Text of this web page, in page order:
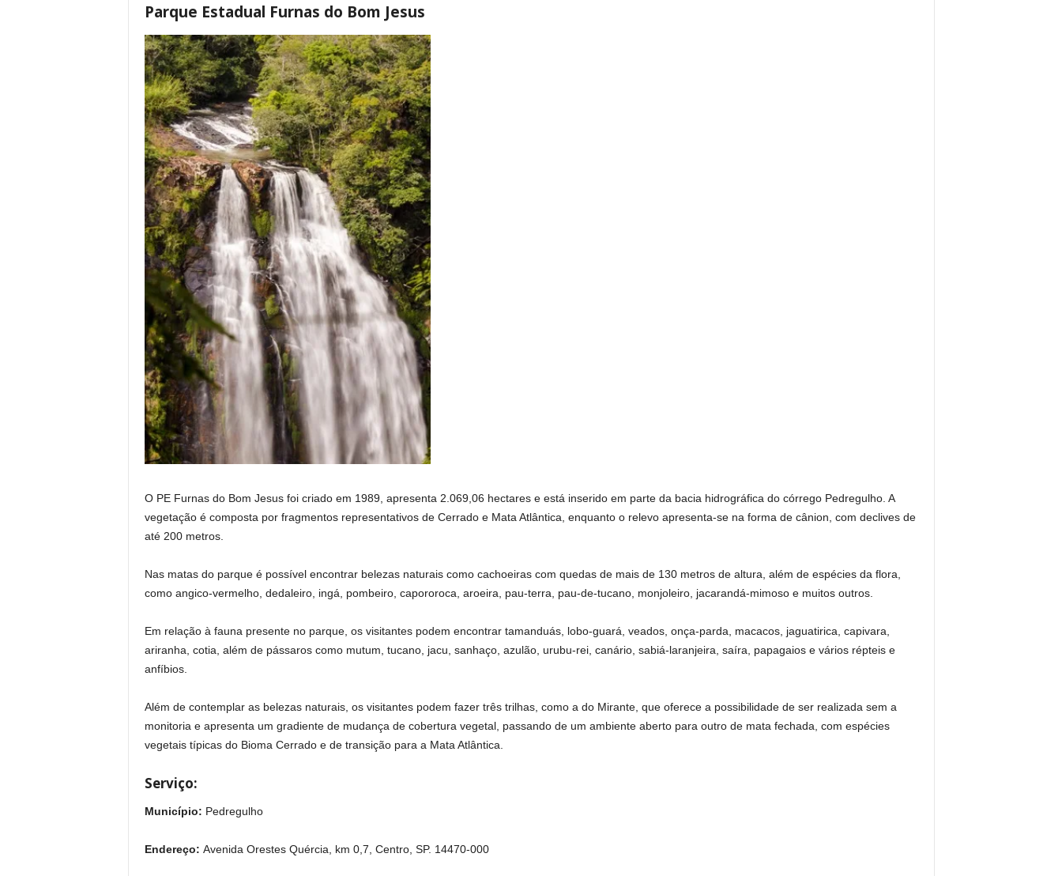
Parque Estadual Furnas do Bom Jesus
O PE Furnas do Bom Jesus foi criado em 1989, apresenta 2.069,06 hectares e está inserido em parte da bacia hidrográfica do córrego Pedregulho. A
vegetação é composta por fragmentos representativos de Cerrado e Mata Atlântica, enquanto o relevo apresenta-se na forma de cânion, com declives de
até 200 metros.
Nas matas do parque é possível encontrar belezas naturais como cachoeiras com quedas de mais de 130 metros de altura, além de espécies da flora,
como angico-vermelho, dedaleiro, ingá, pombeiro, capororoca, aroeira, pau-terra, pau-de-tucano, monjoleiro, jacarandá-mimoso e muitos outros.
Em relação à fauna presente no parque, os visitantes podem encontrar tamanduás, lobo-guará, veados, onça-parda, macacos, jaguatirica, capivara,
ariranha, cotia, além de pássaros como mutum, tucano, jacu, sanhaço, azulão, urubu-rei, canário, sabiá-laranjeira, saíra, papagaios e vários répteis e
anfíbios.
Além de contemplar as belezas naturais, os visitantes podem fazer três trilhas, como a do Mirante, que oferece a possibilidade de ser realizada sem a
monitoria e apresenta um gradiente de mudança de cobertura vegetal, passando de um ambiente aberto para outro de mata fechada, com espécies
vegetais típicas do Bioma Cerrado e de transição para a Mata Atlântica.
Serviço:
Município: Pedregulho
Endereço: Avenida Orestes Quércia, km 0,7, Centro, SP. 14470-000